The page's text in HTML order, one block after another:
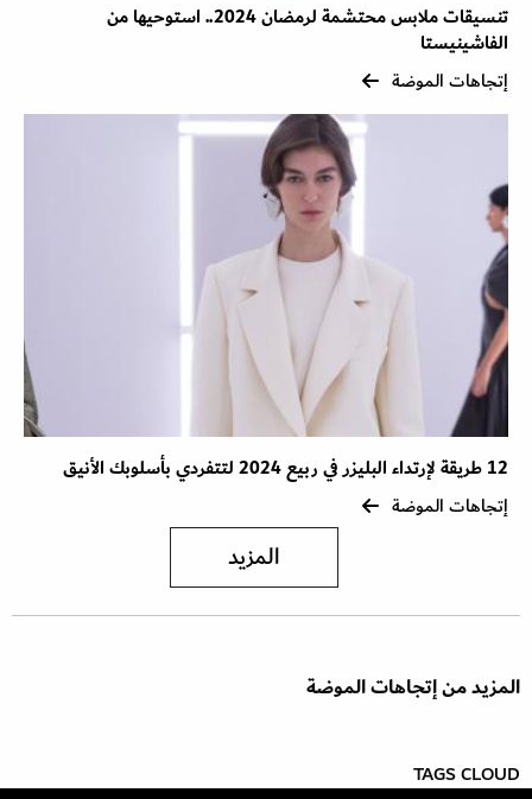
تنسيقات ملابس محتشمة لرمضان 2024.. استوحيها من
الفاشينيستا
إتجاهات الموضة
12 طريقة لإرتداء البليزر في ربيع 2024 لتتفردي بأسلوبك الأنيق
إتجاهات الموضة
المزيد
المزيد من إتجاهات الموضة
TAGS CLOUD